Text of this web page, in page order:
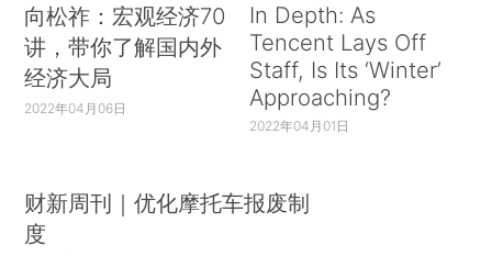
向松祚：宏观经济70
讲，带你了解国内外
经济大局
2022年04月06日
In Depth: As
Tencent Lays Off
Staff, Is Its ‘Winter’
Approaching?
2022年04月01日
财新周刊｜优化摩托车报废制
度